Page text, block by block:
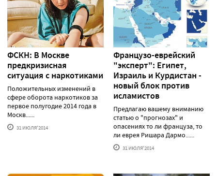
ФСКН: В Москве
предкризисная
ситуация с наркотиками
Положительных изменений в
сфере оборота наркотиков за
первое полугодие 2014 года в
Москв......
31 ИЮЛЯ'2014
Французо-еврейский
"эксперт": Египет,
Израиль и Курдистан -
новый блок против
исламистов
Предлагаю вашему вниманию
статью о "прогнозах" и
опасениях то ли француза, то
ли еврея Ришара Дармо......
31 ИЮЛЯ'2014